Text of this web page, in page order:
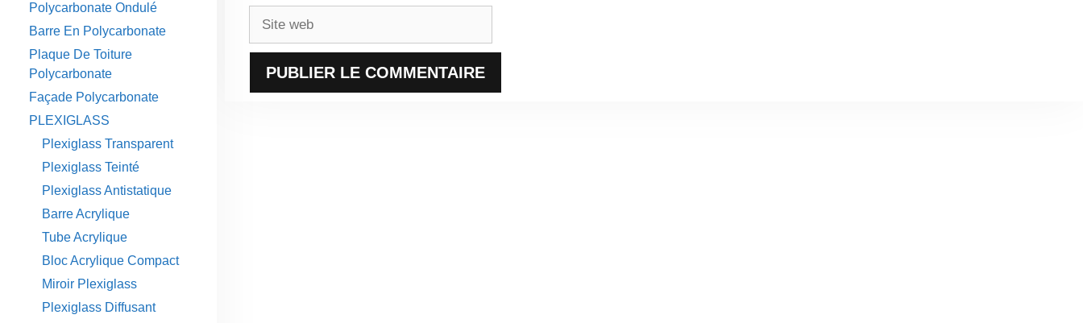
Polycarbonate Ondulé
Barre En Polycarbonate
Plaque De Toiture
Polycarbonate
Façade Polycarbonate
PLEXIGLASS
Plexiglass Transparent
Plexiglass Teinté
Plexiglass Antistatique
Barre Acrylique
Tube Acrylique
Bloc Acrylique Compact
Miroir Plexiglass
Plexiglass Diffusant